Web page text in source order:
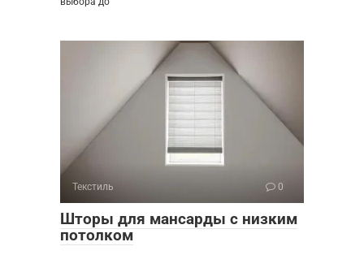
Текстиль 0
Шторы для мансарды с низким
потолком